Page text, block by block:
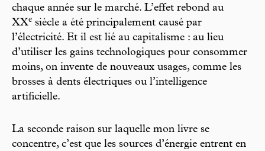
chaque année sur le marché. L’effet rebond au
XXe siècle a été principalement causé par
l’électricité. Et il est lié au capitalisme : au lieu
d’utiliser les gains technologiques pour consommer
moins, on invente de nouveaux usages, comme les
brosses à dents électriques ou l’intelligence
artificielle.
La seconde raison sur laquelle mon livre se
concentre, c’est que les sources d’énergie entrent en